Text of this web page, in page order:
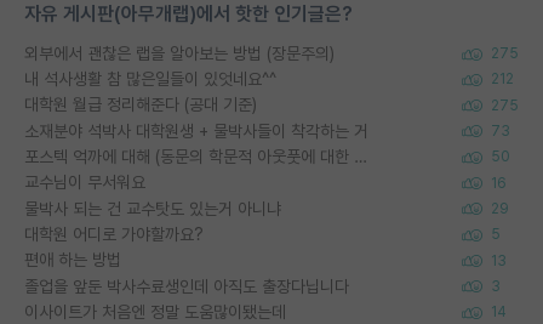
자유 게시판(아무개랩)에서 핫한 인기글은?
외부에서 괜찮은 랩을 알아보는 방법 (장문주의) 275
내 석사생활 참 많은일들이 있엇네요^^ 212
대학원 월급 정리해준다 (공대 기준) 275
소재분야 석박사 대학원생 + 물박사들이 착각하는 거 73
포스텍 억까에 대해 (동문의 학문적 아웃풋에 대한 반박) 50
교수님이 무서워요 16
물박사 되는 건 교수탓도 있는거 아니냐 29
대학원 어디로 가야할까요? 5
편애 하는 방법 13
졸업을 앞둔 박사수료생인데 아직도 출장다닙니다 3
이사이트가 처음엔 정말 도움많이됐는데 14